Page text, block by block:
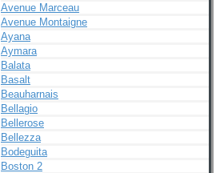
Avenue Marceau
Avenue Montaigne
Ayana
Aymara
Balata
Basalt
Beauharnais
Bellagio
Bellerose
Bellezza
Bodeguita
Boston 2